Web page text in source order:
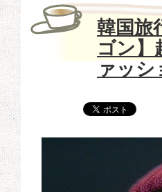
ジン】＆【チャン・ドンゴン】超接
韓国旅
ゴン】
ァッシ